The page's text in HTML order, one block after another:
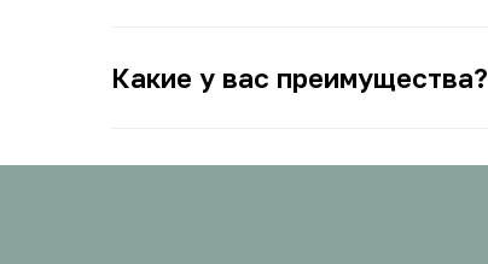
Какие у вас преимущества?